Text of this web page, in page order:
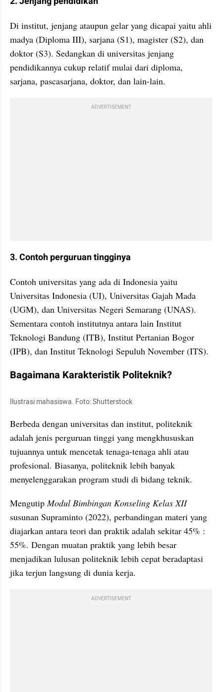
Di institut, jenjang ataupun gelar yang dicapai yaitu ahli
madya (Diploma III), sarjana (S1), magister (S2), dan
doktor (S3). Sedangkan di universitas jenjang
pendidikannya cukup relatif mulai dari diploma,
sarjana, pascasarjana, doktor, dan lain-lain.
ADVERTISEMENT
3. Contoh perguruan tingginya
Contoh universitas yang ada di Indonesia yaitu
Universitas Indonesia (UI), Universitas Gajah Mada
(UGM), dan Universitas Negeri Semarang (UNAS).
Sementara contoh institutnya antara lain Institut
Teknologi Bandung (ITB), Institut Pertanian Bogor
(IPB), dan Institut Teknologi Sepuluh November (ITS).
Bagaimana Karakteristik Politeknik?
Ilustrasi mahasiswa. Foto: Shutterstock
Berbeda dengan universitas dan institut, politeknik
adalah jenis perguruan tinggi yang mengkhususkan
tujuannya untuk mencetak tenaga-tenaga ahli atau
profesional. Biasanya, politeknik lebih banyak
menyelenggarakan program studi di bidang teknik.
Mengutip Modul Bimbingan Konseling Kelas XII
susunan Supraminto (2022), perbandingan materi yang
diajarkan antara teori dan praktik adalah sekitar 45% :
55%. Dengan muatan praktik yang lebih besar
menjadikan lulusan politeknik lebih cepat beradaptasi
jika terjun langsung di dunia kerja.
ADVERTISEMENT